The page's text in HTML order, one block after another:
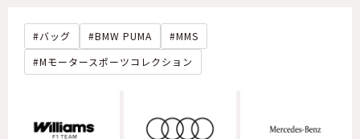
バッグ BMW PUMA
MMS
Mモータースポーツコレクション